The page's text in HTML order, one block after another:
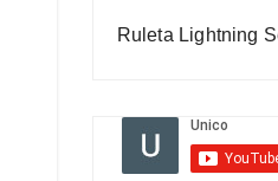
Ruleta Lightning